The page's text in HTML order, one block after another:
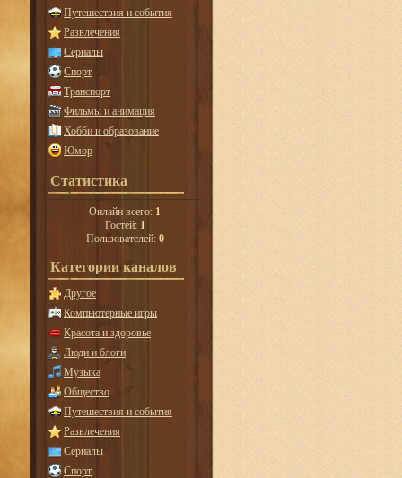
Путешествия и события
Развлечения
Сериалы
Спорт
Транспорт
Фильмы и анимация
Хобби и образование
Юмор
Статистика
Онлайн всего: 1
Гостей: 1
Пользователей: 0
Категории каналов
Другое
Компьютерные игры
Красота и здоровье
Люди и блоги
Музыка
Общество
Путешествия и события
Развлечения
Сериалы
Спорт